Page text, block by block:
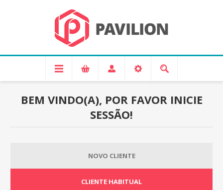
BEM VINDO(A), POR FAVOR INICIE
SESSÃO!
NOVO CLIENTE
CLIENTE HABITUAL